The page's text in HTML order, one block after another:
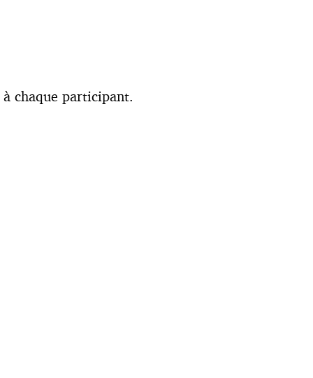
chaque participant.